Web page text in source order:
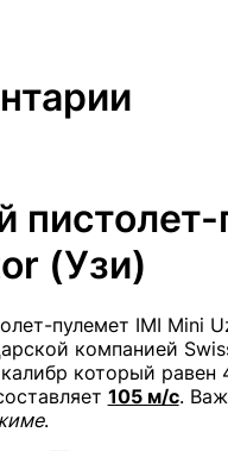
(Узи)
пулемет IMI Mini
компанией
который равен
105 м/с.
.